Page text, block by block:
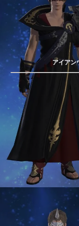
アイアン